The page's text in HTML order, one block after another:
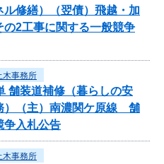
修繕）（翌債）飛越・加
2工事に関する一般競争
木事務所
舗装道補修（暮らしの安
）（主）南濃関ケ原線 舗
争入札公告
木事務所